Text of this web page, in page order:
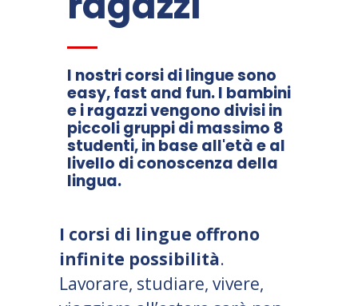
I nostri corsi di lingue sono
easy, fast and fun. I bambini
e i ragazzi vengono divisi in
piccoli gruppi di massimo 8
studenti, in base all'età e al
livello di conoscenza della
lingua.
I corsi di lingue offrono
infinite possibilità.
Lavorare, studiare, vivere,